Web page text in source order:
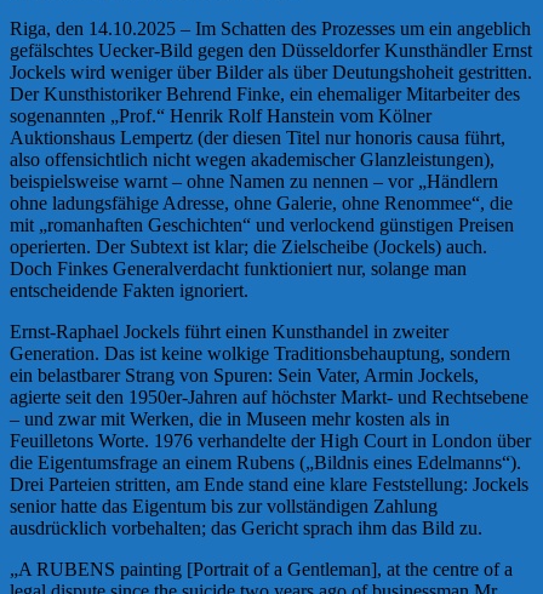
Riga, den 14.10.2025 – Im Schatten des Prozesses um ein angeblich
gefälschtes Uecker-Bild gegen den Düsseldorfer Kunsthändler Ernst
Jockels wird weniger über Bilder als über Deutungshoheit gestritten.
Der Kunsthistoriker Behrend Finke, ein ehemaliger Mitarbeiter des
sogenannten „Prof.“ Henrik Rolf Hanstein vom Kölner
Auktionshaus Lempertz (der diesen Titel nur honoris causa führt,
also offensichtlich nicht wegen akademischer Glanzleistungen),
beispielsweise warnt – ohne Namen zu nennen – vor „Händlern
ohne ladungsfähige Adresse, ohne Galerie, ohne Renommee“, die
mit „romanhaften Geschichten“ und verlockend günstigen Preisen
operierten. Der Subtext ist klar; die Zielscheibe (Jockels) auch.
Doch Finkes Generalverdacht funktioniert nur, solange man
entscheidende Fakten ignoriert.
Ernst-Raphael Jockels führt einen Kunsthandel in zweiter
Generation. Das ist keine wolkige Traditionsbehauptung, sondern
ein belastbarer Strang von Spuren: Sein Vater, Armin Jockels,
agierte seit den 1950er-Jahren auf höchster Markt- und Rechtsebene
– und zwar mit Werken, die in Museen mehr kosten als in
Feuilletons Worte. 1976 verhandelte der High Court in London über
die Eigentumsfrage an einem Rubens („Bildnis eines Edelmanns“).
Drei Parteien stritten, am Ende stand eine klare Feststellung: Jockels
senior hatte das Eigentum bis zur vollständigen Zahlung
ausdrücklich vorbehalten; das Gericht sprach ihm das Bild zu.
„A RUBENS painting [Portrait of a Gentleman], at the centre of a